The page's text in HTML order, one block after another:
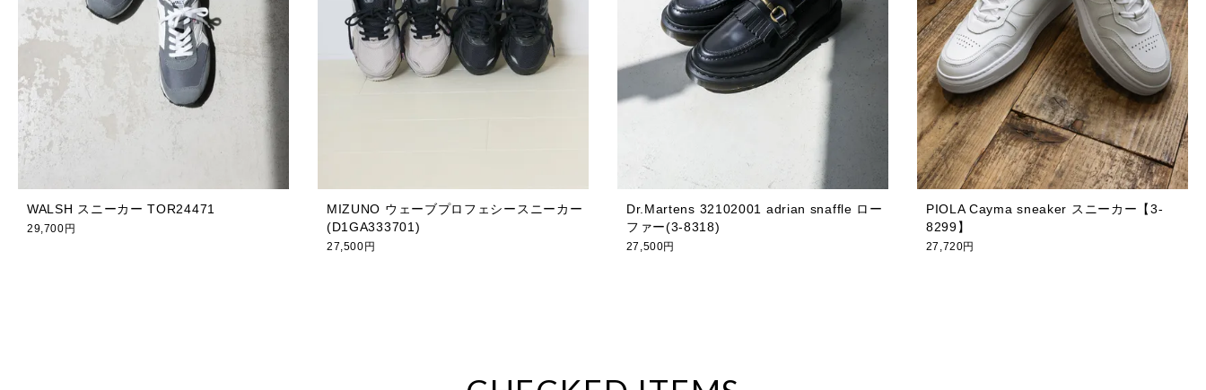
WALSH スニーカー TOR24471
29,700円
MIZUNO ウェーブプロフェシースニーカー
(D1GA333701)
27,500円
Dr.Martens 32102001 adrian snaffle ロー
ファー(3-8318)
27,500円
PIOLA Cayma sneaker スニーカー【3-
8299】
27,720円